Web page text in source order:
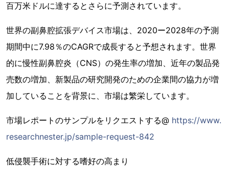
百万米ドルに達するとさらに予測されています。
世界の副鼻腔拡張デバイス市場は、2020ー2028年の予測
期間中に7.98％のCAGRで成長すると予想されます。世界
的に慢性副鼻腔炎（CNS）の発生率の増加、近年の製品発
売数の増加、新製品の研究開発のための企業間の協力が増
加していることを背景に、市場は繁栄しています。
市場レポートのサンプルをリクエストする@ https://www.
researchnester.jp/sample-request-842
低侵襲手術に対する嗜好の高まり